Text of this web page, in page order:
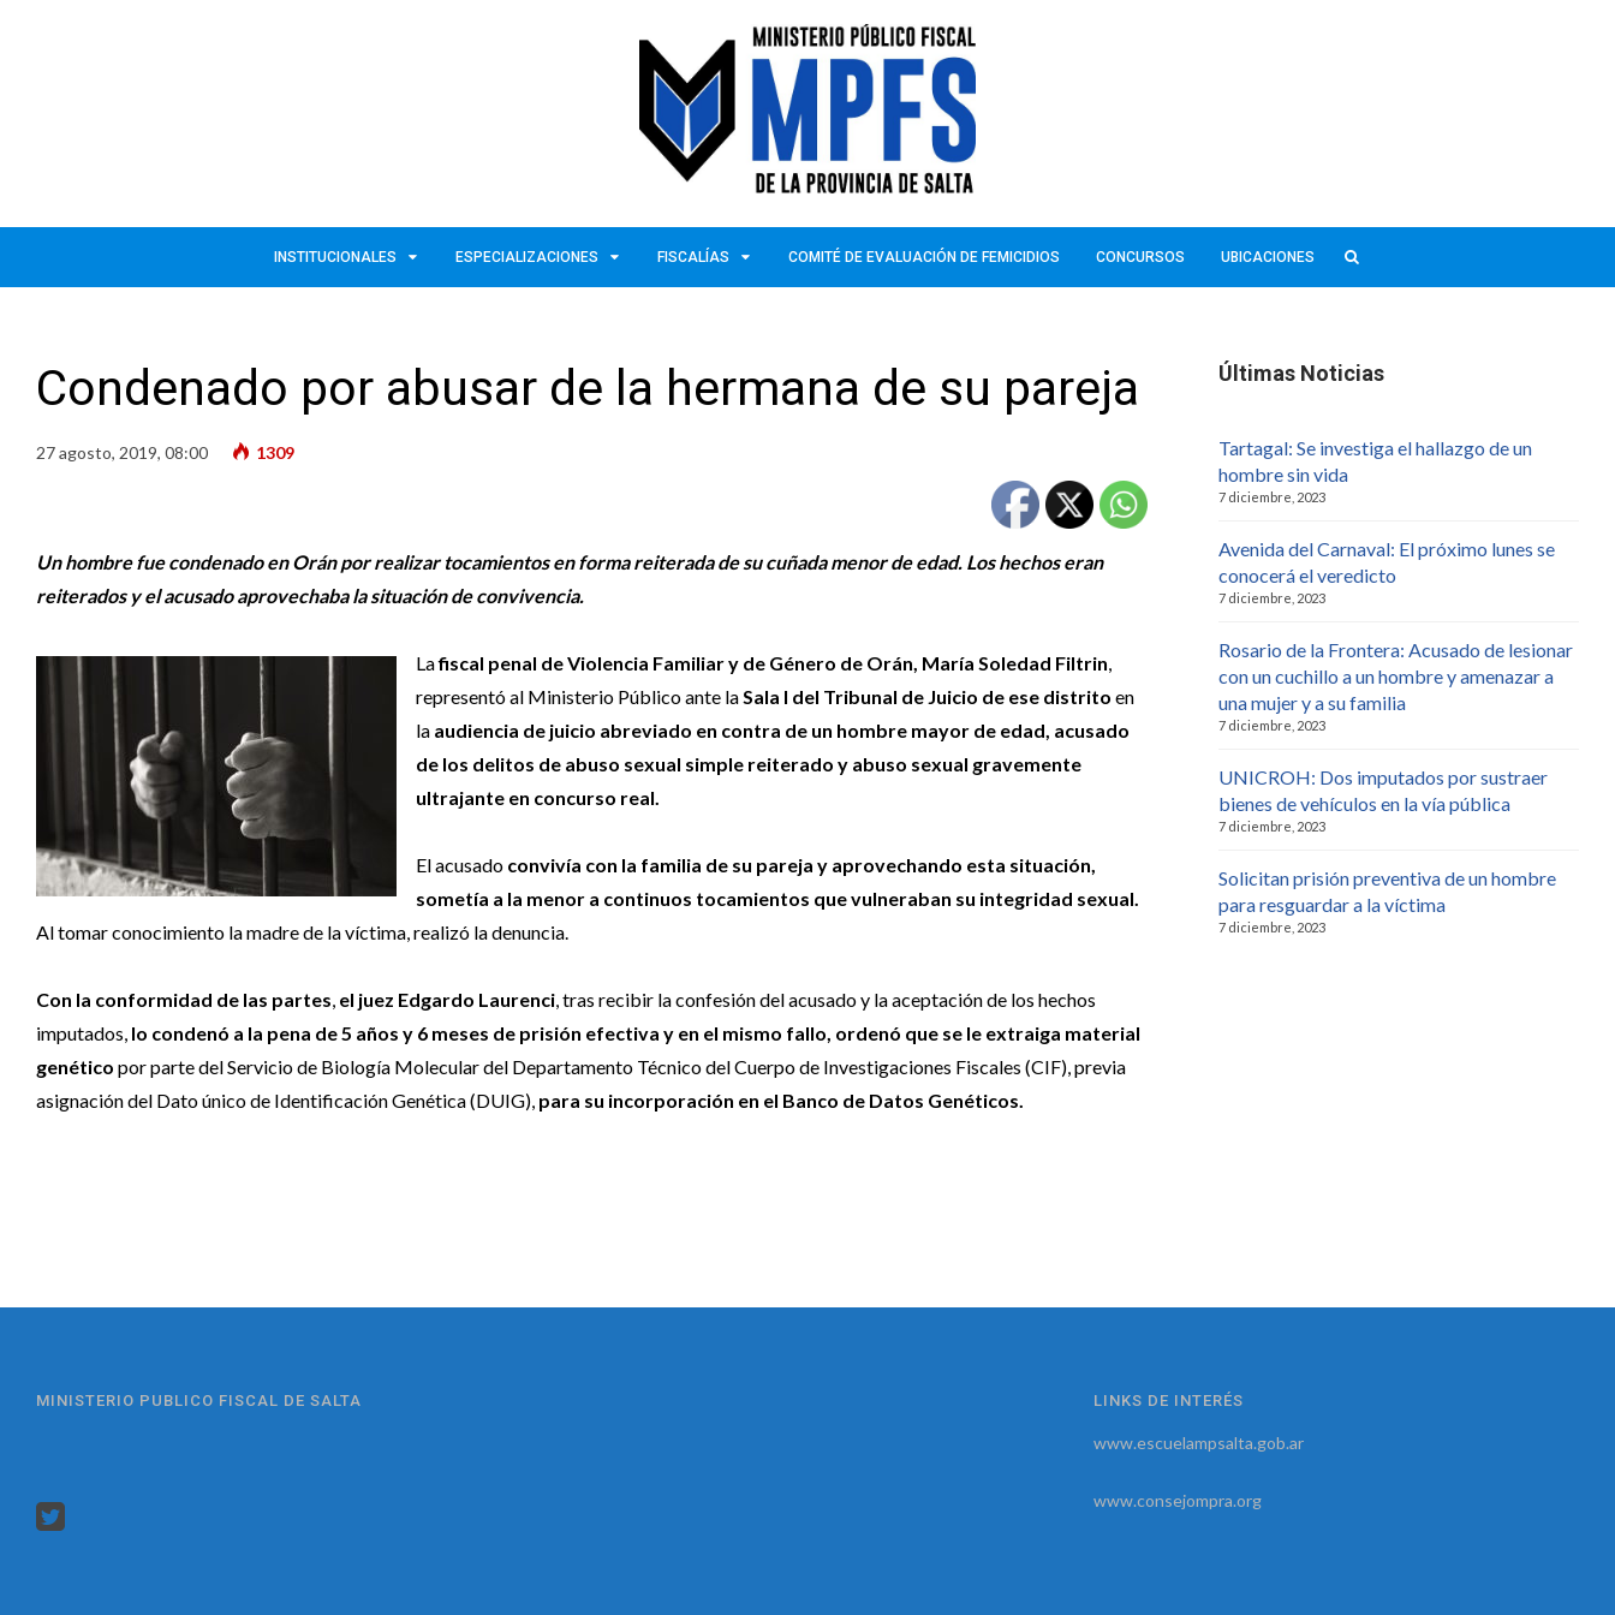
INSTITUCIONALES ESPECIALIZACIONES FISCALÍAS COMITÉ DE EVALUACIÓN DE FEMICIDIOS CONCURSOS UBICACIONES
Condenado por abusar de la hermana de su pareja
27 agosto, 2019, 08:00 1309
Un hombre fue condenado en Orán por realizar tocamientos en forma reiterada de su cuñada menor de edad. Los hechos eran
reiterados y el acusado aprovechaba la situación de convivencia.
Lafiscal penal de Violencia Familiar y de Género de Orán, María Soledad Filtrin
representó al Ministerio Público ante la Sala I del Tribunal de Juicio de ese distrito en
la audiencia de juicio abreviado en contra de un hombre mayor de edad, acusado
de los delitos de abuso sexual simple reiterado y abuso sexual gravemente
ultrajante en concurso real.
El acusado convivía con la familia de su pareja y aprovechando esta situación,
sometía a la menor a continuos tocamientos que vulneraban su integridad sexual.
Al tomar conocimiento la madre de la víctima, realizó la denuncia.
Con la conformidad de las partes el juez Edgardo Laurenci , tras recibir la confesión del acusado y la aceptación de los hechos
imputados, lo condenó a la pena de 5 años y 6 meses de prisión efectiva y en el mismo fallo, ordenó que se le extraiga material
genético por parte del Servicio de Biología Molecular del Departamento Técnico del Cuerpo de Investigaciones Fiscales (CIF), previa
asignación del Dato único de Identificación Genética (DUIG), para su incorporación en el Banco de Datos Genéticos.
Últimas Noticias
Tartagal: Se investiga el hallazgo de un
hombre sin vida
7 diciembre, 2023
Avenida del Carnaval: El próximo lunes se
conocerá el veredicto
7 diciembre, 2023
Rosario de la Frontera: Acusado de lesionar
con un cuchillo a un hombre y amenazar a
una mujer y a su familia
7 diciembre, 2023
UNICROH: Dos imputados por sustraer
bienes de vehículos en la vía pública
7 diciembre, 2023
Solicitan prisión preventiva de un hombre
para resguardar a la víctima
7 diciembre, 2023
MINISTERIO PUBLICO FISCAL DE SALTA LINKS DE INTERÉS
www.escuelampsalta.gob.ar
www.consejompra.org